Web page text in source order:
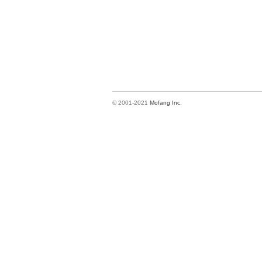
© 2001-2021 Mofang Inc.